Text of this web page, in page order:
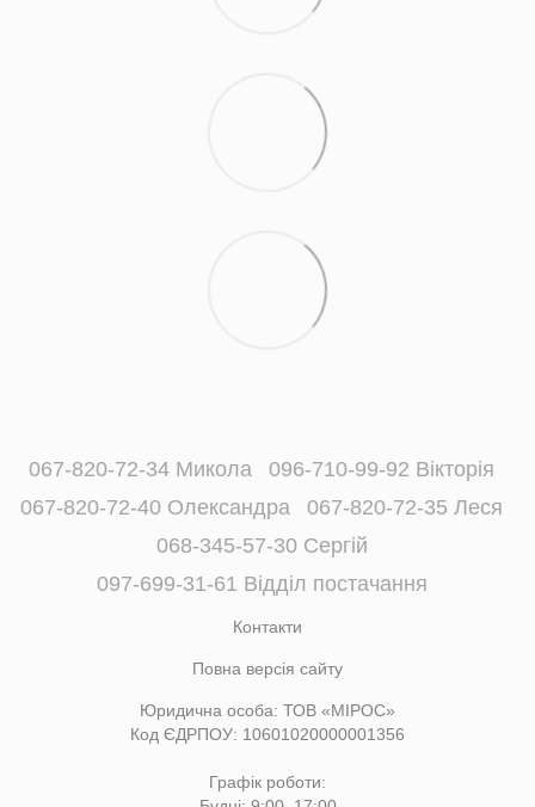
067-820-72-34 Микола
096-710-99-92 Вікторія
067-820-72-40 Олександра
067-820-72-35 Леся
068-345-57-30 Сергій
097-699-31-61 Відділ постачання
Контакти
Повна версія сайту
Юридична особа: ТОВ «МІРОС»
Код ЄДРПОУ: 10601020000001356
Графік роботи: